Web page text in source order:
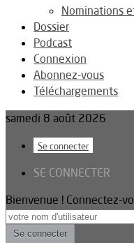
Nominations
Dossier
Podcast
Connexion
Abonnez-vous
Téléchargements
samedi 8 août 2026
Se connecter
SE CONNECTER
Bienvenue ! Connectez-